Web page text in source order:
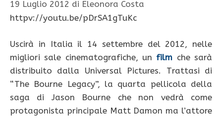
19 Luglio 2012 di Eleonora Costa
httpv://youtu.be/pDrSA1gTuKc
Uscirà in Italia il 14 settembre del 2012, nelle
migliori sale cinematografiche, un film che sarà
distribuito dalla Universal Pictures. Trattasi di
“The Bourne Legacy”, la quarta pellicola della
saga di Jason Bourne che non vedrà come
protagonista principale Matt Damon ma l’attore